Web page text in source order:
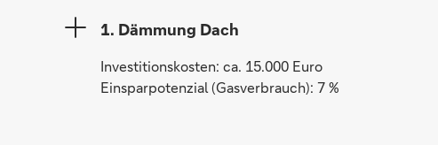
1. Dämmung Dach
Investitionskosten: ca. 15.000 Euro
Einsparpotenzial (Gasverbrauch): 7 %